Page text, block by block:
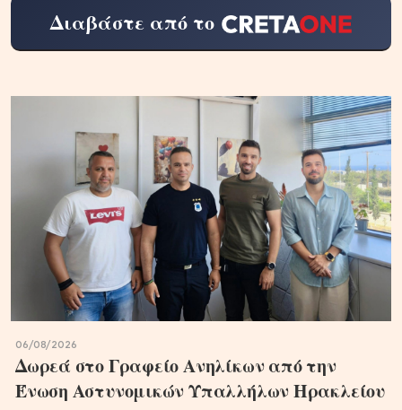
Διαβάστε από το
06/08/2026
Δωρεά στο Γραφείο Ανηλίκων από την
Ένωση Αστυνομικών Υπαλλήλων Ηρακλείου